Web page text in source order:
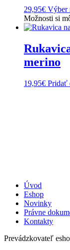
29,95€ Výber
Možnosti si
merino
19,95€ Pridať
Úvod
Eshop
Novinky
Právne
Kontakty
Prevádzkovateľ